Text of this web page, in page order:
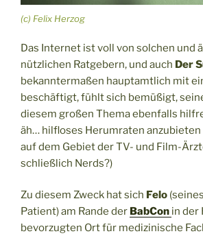
(c) Felix Herzog
Das Internet ist voll von solchen und
nützlichen Ratgebern, und auch Der
bekanntermaßen hauptamtlich mit
beschäftigt, fühlt sich bemüßigt,
diesem großen Thema ebenfalls
äh… hilfloses Herumraten anzubieten
auf dem Gebiet der TV- und Film-
schließlich Nerds?)
Zu diesem Zweck hat sich Felo
Patient) am Rande der BabCon in der
bevorzugten Ort für medizinische